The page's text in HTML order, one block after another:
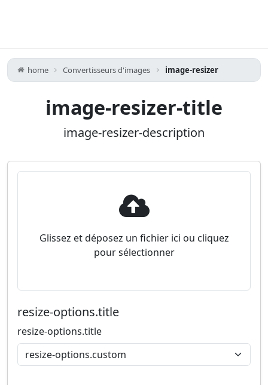
home Convertisseurs d'images image-resizer
image-resizer-title
image-resizer-description
Glissez et déposez un fichier ici ou cliquez
pour sélectionner
resize-options.title
resize-options.title